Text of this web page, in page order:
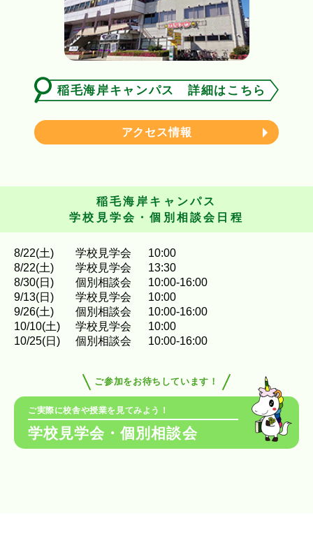
稲毛海岸キャンパス 詳細はこちら
アクセス情報
稲毛海岸キャンパス
学校見学会・個別相談会日程
8/22(土) 学校見学会
10:00
8/22(土) 学校見学会
13:30
8/30(日) 個別相談会
10:00-16:00
9/13(日) 学校見学会
10:00
9/26(土) 個別相談会
10:00-16:00
10/10(土) 学校見学会
10:00
10/25(日) 個別相談会 10:00-16:00
ご参加をお待ちしています！
ご実際に校舎や授業を見てみよう！
学校見学会・個別相談会